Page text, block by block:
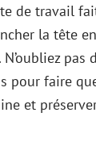
de travail
la tête
pour faire
et